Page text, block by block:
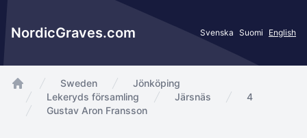
NordicGraves.com Svenska Suomi English
app.Start
Sweden
Jönköping
Lekeryds församling
Järsnäs
4
Gustav Aron Fransson